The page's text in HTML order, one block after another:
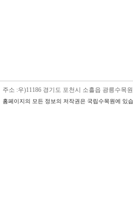
주소 :우)11186 경기도 포천시 소흘읍 광릉수목
홈페이지의 모든 정보의 저작권은 국립수목원에 있